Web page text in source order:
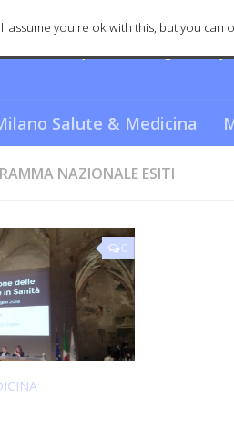
Scopriamo i segreti e
Salute & Medicina
NAZIONALE ESITI
0
you're ok with this, but you can